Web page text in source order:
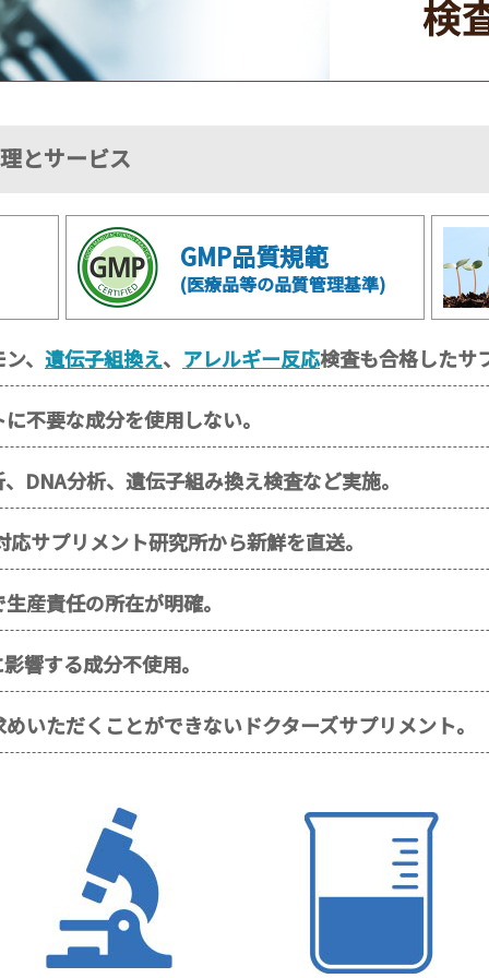
とサービス
GMP品質規範
(医療品等の品質管理基準)
、 遺伝子組換え、 アレルギー反応検査も合格したサ
不要な成分を使用しない。
DNA分析、遺伝子組み換え検査など実施。
サプリメント研究所から新鮮を直送。
産責任の所在が明確。
響する成分不使用。
いただくことができないドクターズサプリメント。